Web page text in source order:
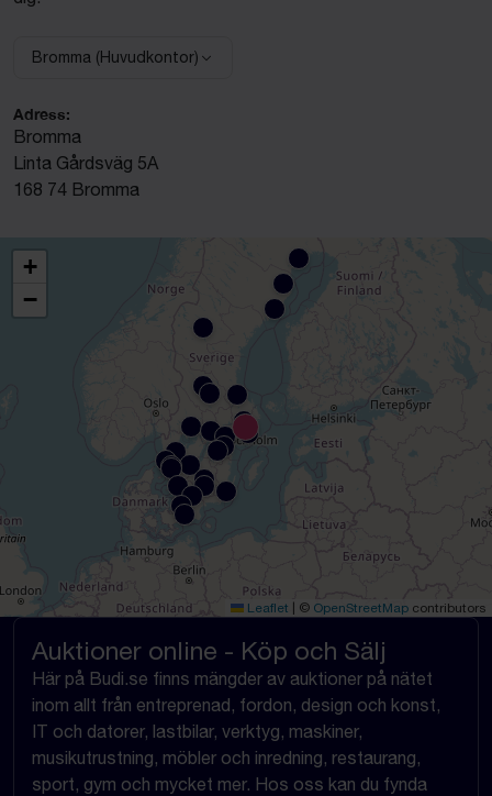
Välj anläggning:
Bromma (Huvudkontor)
Adress:
Bromma
Linta Gårdsväg 5A
168 74 Bromma
+
−
Leaflet © OpenStreetMap contributors
Auktioner online - Köp och Sälj
Här på Budi.se finns mängder av auktioner på nätet
inom allt från entreprenad, fordon, design och konst,
IT och datorer, lastbilar, verktyg, maskiner,
musikutrustning, möbler och inredning, restaurang,
sport, gym och mycket mer. Hos oss kan du fynda